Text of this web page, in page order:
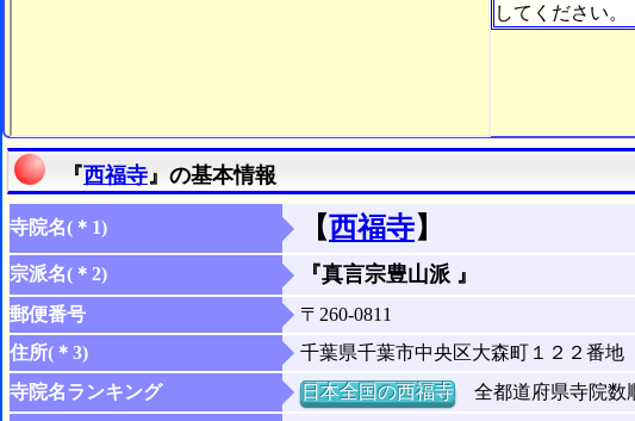
してください。
『西福寺』の基本情報
寺院名(＊1) 【西福寺】
宗派名(＊2) 『真言宗豊山派 』
郵便番号
〒260-0811
住所(＊3)
千葉県千葉市中央区大森町１２２番地
寺院名ランキング
日本全国の西福寺全都道府県寺院数